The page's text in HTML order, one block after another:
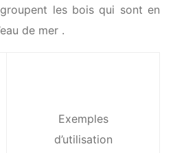
les bois qui sont en
de mer .
Exemples
d’utilisation